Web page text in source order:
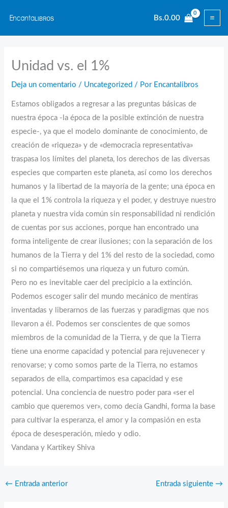
contenido
Bs.0.00
Unidad vs. el 1%
Deja un comentario / Uncategorized / Por Encantalibros
Estamos obligados a regresar a las preguntas básicas de
nuestra época -la época de la posible extinción de nuestra
especie-, ya que el modelo dominante de conocimiento, de
creación de «riqueza» y de «democracia representativa»
traspasa los límites del planeta, los derechos de las diversas
especies que comparten este planeta, así como los derechos
humanos y la libertad de la mayoría de la gente; una época en
la que el 1% controla la riqueza y el poder, y destruye nuestro
planeta y nuestra vida común sin responsabilidad ni rendición
de cuentas por sus acciones, porque han encontrado una
forma inteligente de crear ilusiones; con la separación de los
humanos de la Tierra y del 1% del resto de la sociedad, como
si no compartiésemos una riqueza y un futuro común.
Pero no es inevitable caer del precipicio a la extinción.
Podemos escoger salir del mundo mecánico de mentiras
inventadas y liberarnos de las fuerzas y paradigmas que nos
llevaron a él. Podemos ser conscientes de que somos
miembros de la comunidad de la Tierra, y de que la Tierra
tiene una enorme capacidad y potencial para rejuvenecer y
renovarse; y como somos parte de la Tierra, no estamos
separados de ella, compartimos esa capacidad y ese
potencial. Una conciencia de nuestro poder para «ser el
cambio que queremos ver», como decía Gandhi, forma la base
para cultivar la esperanza, el amor y la compasión en esta
época de desesperación, miedo y odio.
Vandana y Kartikey Shiva
← Entrada anterior Entrada siguiente →